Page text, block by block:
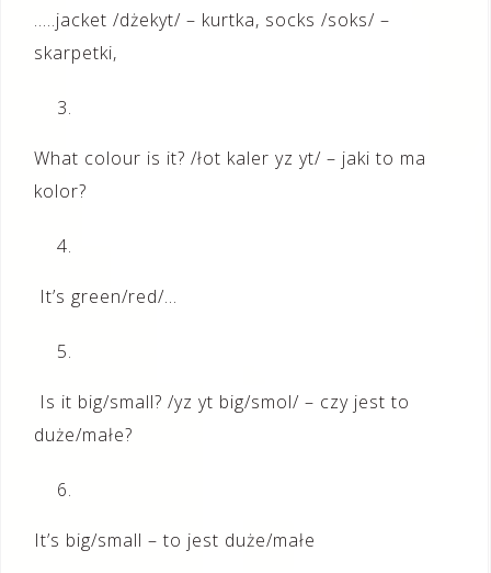
…..jacket /dżekyt/ – kurtka, socks /soks/ –
skarpetki,
What colour is it? /łot kaler yz yt/ – jaki to ma
kolor?
It’s green/red/…
Is it big/small? /yz yt big/smol/ – czy jest to
duże/małe?
It’s big/small – to jest duże/małe